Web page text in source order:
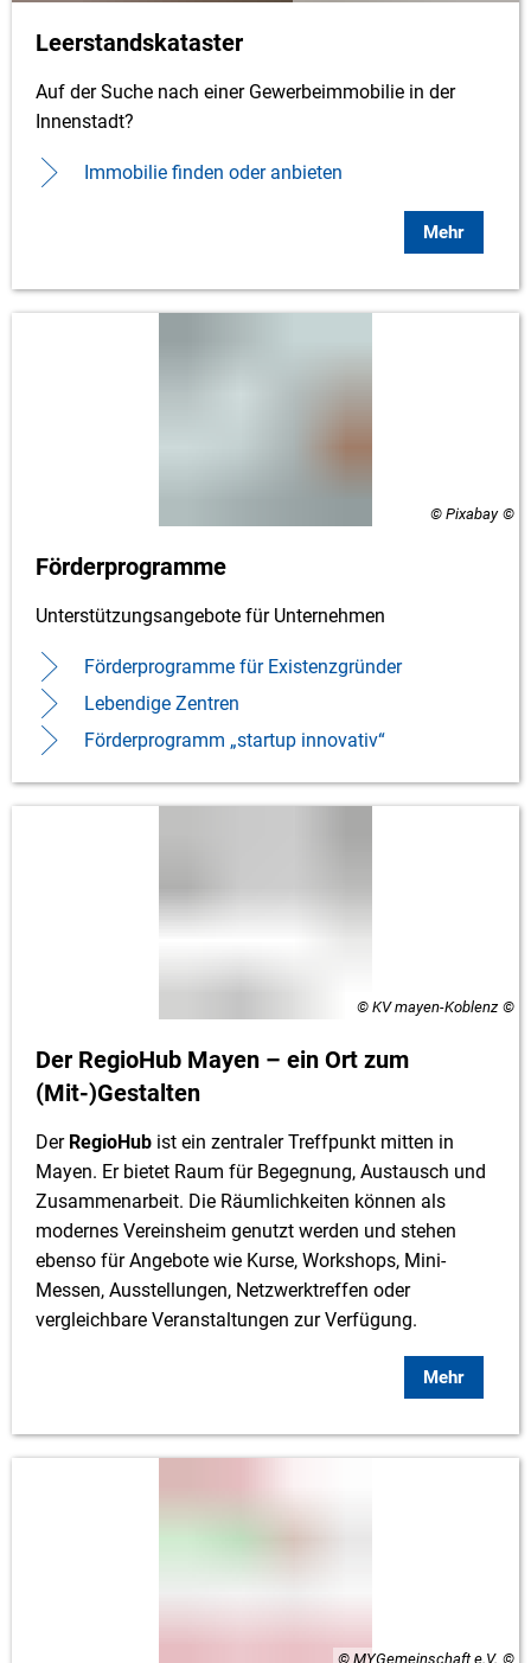
Leerstandskataster
Auf der Suche nach einer Gewerbeimmobilie in der
Innenstadt?
Immobilie finden oder anbieten
Mehr
© Pixabay
Förderprogramme
Unterstützungsangebote für Unternehmen
Förderprogramme für Existenzgründer
Lebendige Zentren
Förderprogramm „startup innovativ“
© KV mayen-Koblenz
Der RegioHub Mayen – ein Ort zum
(Mit-)Gestalten
Der RegioHub ist ein zentraler Treffpunkt mitten in
Mayen. Er bietet Raum für Begegnung, Austausch und
Zusammenarbeit. Die Räumlichkeiten können als
modernes Vereinsheim genutzt werden und stehen
ebenso für Angebote wie Kurse, Workshops, Mini-
Messen, Ausstellungen, Netzwerktreffen oder
vergleichbare Veranstaltungen zur Verfügung.
Mehr
© MYGemeinschaft e.V.